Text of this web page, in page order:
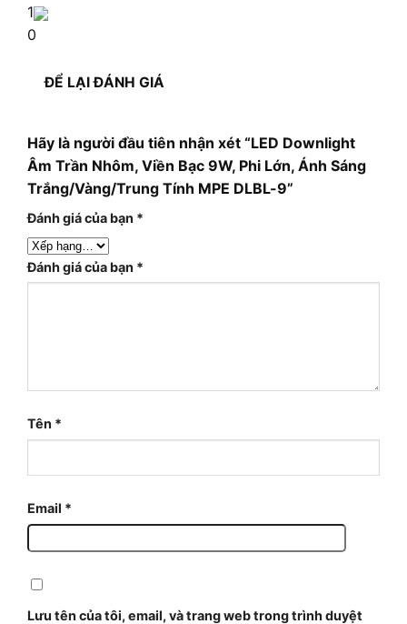
1
0
ĐỂ LẠI ĐÁNH GIÁ
Hãy là người đầu tiên nhận xét “LED Downlight
Âm Trần Nhôm, Viền Bạc 9W, Phi Lớn, Ánh Sáng
Trắng/Vàng/Trung Tính MPE DLBL-9”
Đánh giá của bạn *
Đánh giá của bạn *
Tên *
Email *
Lưu tên của tôi, email, và trang web trong trình duyệt